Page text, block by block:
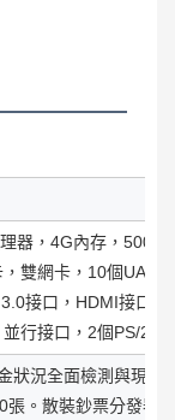
器，4G內存，
雙網卡，10個
接口，HDMI接口，
行接口，2個PS/2（
狀況全面檢測與現金
張。散裝鈔票分發器